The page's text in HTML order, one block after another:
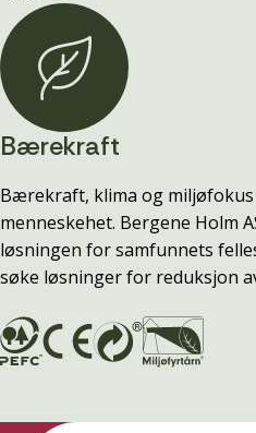
Bærekraft
Bærekraft, klima og
menneskehet. Bergene Holm
løsningen for samfunnets
søke løsninger for reduksjon